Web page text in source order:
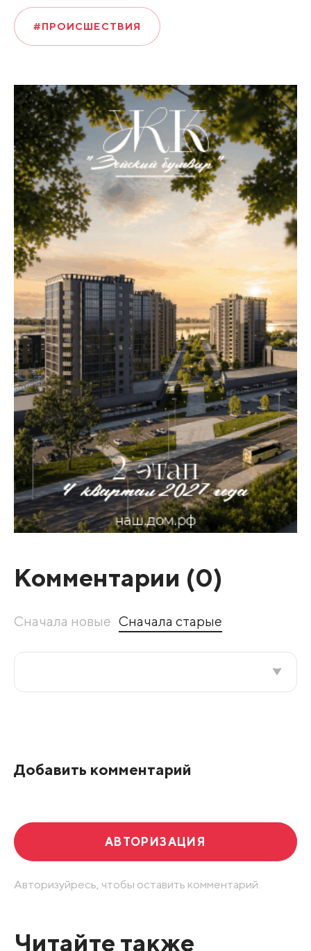
#ПРОИСШЕСТВИЯ
Комментарии (0)
Сначала новые Сначала старые
Добавить комментарий
АВТОРИЗАЦИЯ
Авторизуйресь, чтобы оставить комментарий.
Читайте также